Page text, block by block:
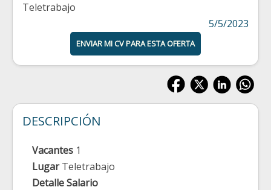
Teletrabajo
5/5/2023
ENVIAR MI CV PARA ESTA OFERTA
DESCRIPCIÓN
Vacantes 1
LugarTeletrabajo
Detalle Salario